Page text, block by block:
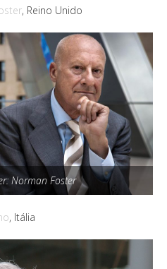
, Reino Unido
Norman Foster
, Itália